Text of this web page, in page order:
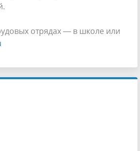
отрядах — в школе или